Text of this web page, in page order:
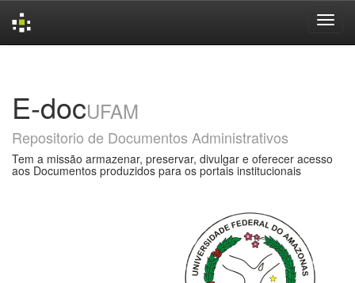
E-docUFAM
Repositorio de Documentos Administrativos
Tem a missão armazenar, preservar, divulgar e oferecer acesso
aos Documentos produzidos para os portais institucionais